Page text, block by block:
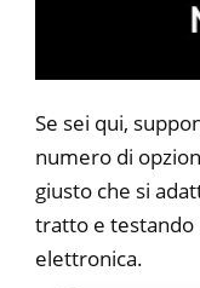
Se sei qui,
numero di
giusto che si
tratto e testando
elettronica.